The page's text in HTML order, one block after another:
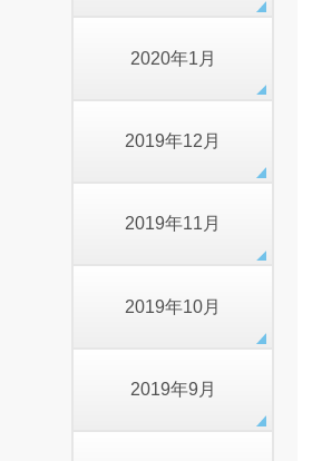
2020年1月
2019年12月
2019年11月
2019年10月
2019年9月